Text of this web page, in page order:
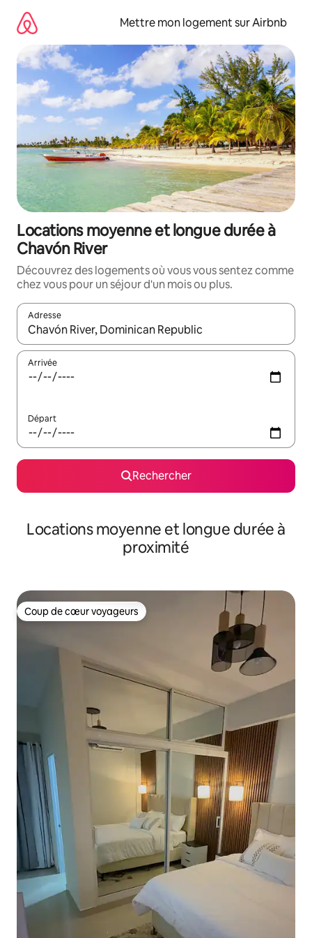
directement
Mettre mon logement sur Airbnb
Locations moyenne et longue durée à
Chavón River
Découvrez des logements où vous vous sentez comme
chez vous pour un séjour d'un mois ou plus.
Adresse
Lorsque les résultats s'affichent, utilisez les flèches vers le
Arrivée
Départ
Rechercher
Locations moyenne et longue durée à
proximité
Coup de cœur voyageurs
Coup de cœur voyageurs